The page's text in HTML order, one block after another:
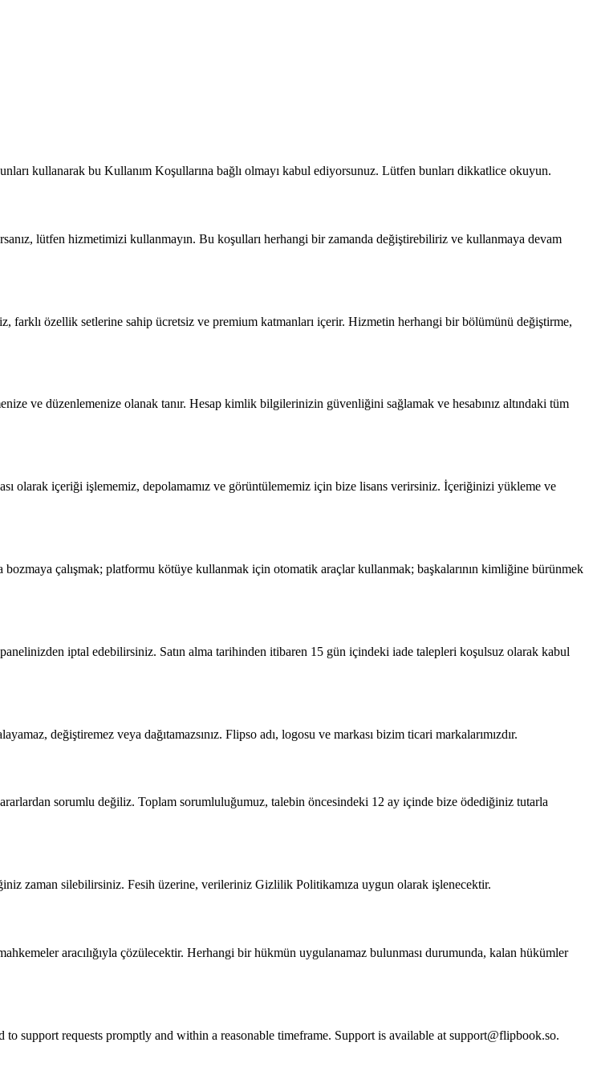
kullanarak bu Kullanım Koşullarına bağlı olmayı kabul ediyorsunuz. Lütfen bunları dikkatlice okuyun.
lütfen hizmetimizi kullanmayın. Bu koşulları herhangi bir zamanda değiştirebiliriz ve kullanmaya devam
özellik setlerine sahip ücretsiz ve premium katmanları içerir. Hizmetin herhangi bir bölümünü değiştirme,
ve düzenlemenize olanak tanır. Hesap kimlik bilgilerinizin güvenliğini sağlamak ve hesabınız altındaki tüm
içeriği işlememiz, depolamamız ve görüntülememiz için bize lisans verirsiniz. İçeriğinizi yükleme ve
çalışmak; platformu kötüye kullanmak için otomatik araçlar kullanmak; başkalarının kimliğine bürünmek
iptal edebilirsiniz. Satın alma tarihinden itibaren 15 gün içindeki iade talepleri koşulsuz olarak kabul
değiştiremez veya dağıtamazsınız. Flipso adı, logosu ve markası bizim ticari markalarımızdır.
sorumlu değiliz. Toplam sorumluluğumuz, talebin öncesindeki 12 ay içinde bize ödediğiniz tutarla
zaman silebilirsiniz. Fesih üzerine, verileriniz Gizlilik Politikamıza uygun olarak işlenecektir.
aracılığıyla çözülecektir. Herhangi bir hükmün uygulanamaz bulunması durumunda, kalan hükümler
support requests promptly and within a reasonable timeframe. Support is available at support@flipbook.so.